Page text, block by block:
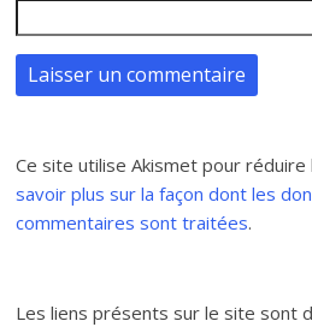
Ce site utilise Akismet pour réduire
savoir plus sur la façon dont les
commentaires sont traitées.
Les liens présents sur le site sont